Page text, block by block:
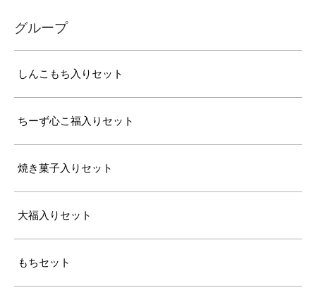
グループ
しんこもち入りセット
ちーず心こ福入りセット
焼き菓子入りセット
大福入りセット
もちセット